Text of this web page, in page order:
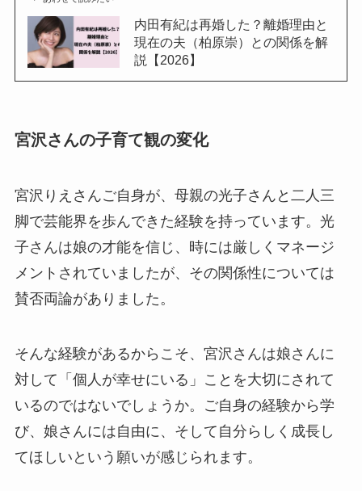
内田有紀は再婚した？離婚理由と
現在の夫（柏原崇）との関係を解
説【2026】
宮沢さんの子育て観の変化
宮沢りえさんご自身が、母親の光子さんと二人三
脚で芸能界を歩んできた経験を持っています。光
子さんは娘の才能を信じ、時には厳しくマネージ
メントされていましたが、その関係性については
賛否両論がありました。
そんな経験があるからこそ、宮沢さんは娘さんに
対して「個人が幸せにいる」ことを大切にされて
いるのではないでしょうか。ご自身の経験から学
び、娘さんには自由に、そして自分らしく成長し
てほしいという願いが感じられます。